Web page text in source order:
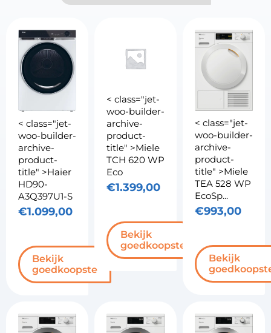
< class="jet-
woo-builder-
archive-
product-
title" >Haier
HD90-
A3Q397U1-S
€1.099,00
Bekijk
goedkoopste
< class="jet-
woo-builder-
archive-
product-
title" >Miele
TCH 620 WP
Eco
€1.399,00
Bekijk
goedkoopste
< class="jet-
woo-builder-
archive-
product-
title" >Miele
TEA 528 WP
EcoSp...
€993,00
Bekijk